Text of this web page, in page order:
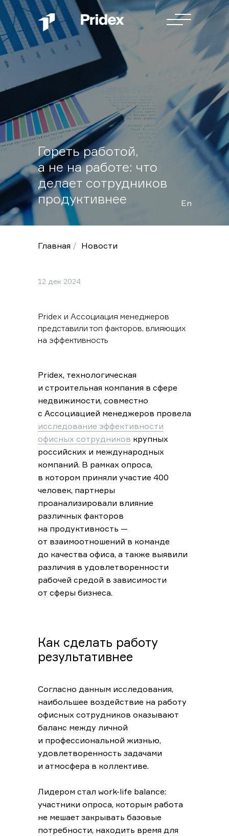
Гореть работой,
а не на работе: что
делает сотрудников
продуктивнее
En
Главная / Новости
12 дек 2024
Pridex и Ассоциация менеджеров
представили топ факторов, влияющих
на эффективность
Pridex, технологическая
и строительная компания в сфере
недвижимости, совместно
с Ассоциацией менеджеров провела
исследование эффективности
офисных сотрудников крупных
российских и международных
компаний. В рамках опроса,
в котором приняли участие 400
человек, партнеры
проанализировали влияние
различных факторов
на продуктивность —
от взаимоотношений в команде
до качества офиса, а также выявили
различия в удовлетворенности
рабочей средой в зависимости
от сферы бизнеса.
Как сделать работу
результативнее
Согласно данным исследования,
наибольшее воздействие на работу
офисных сотрудников оказывают
баланс между личной
и профессиональной жизнью,
удовлетворенность задачами
и атмосфера в коллективе.
Лидером стал work-life balance:
участники опроса, которым работа
не мешает закрывать базовые
потребности, находить время для